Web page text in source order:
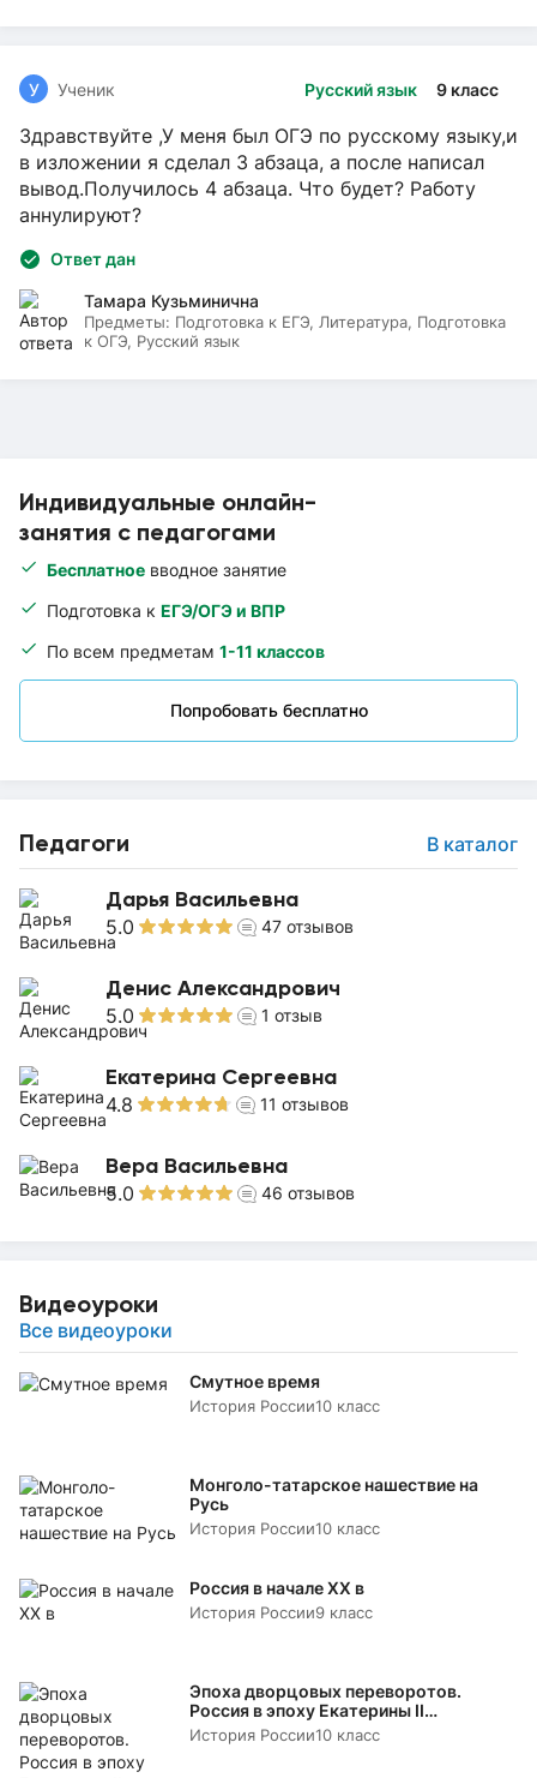
Индивидуальные онлайн-
занятия с педагогами
Бесплатное вводное занятие
Подготовка к ЕГЭ/ОГЭ и ВПР
По всем предметам 1-11 классов
Попробовать бесплатно
Педагоги В каталог
Дарья Васильевна
5.0 47 отзывов
Денис Александрович
5.0 1 отзыв
Екатерина Сергеевна
4.8 11 отзывов
Вера Васильевна
5.0 46 отзывов
Видеоуроки
Все видеоуроки
Смутное время
История России10 класс
Монголо-татарское нашествие на
Русь
История России10 класс
Россия в начале XX в
История России9 класс
Эпоха дворцовых переворотов.
Россия в эпоху Екатерины II
«Просвещенный абсолютизм»
История России10 класс
Русский язык 9 класс
У Ученик
Здравствуйте ,У меня был ОГЭ по русскому языку,и
в изложении я сделал 3 абзаца, а после написал
вывод.Получилось 4 абзаца. Что будет? Работу
аннулируют?
Ответ дан
Тамара Кузьминична
Предметы: Подготовка к ЕГЭ, Литература, Подготовка
к ОГЭ, Русский язык